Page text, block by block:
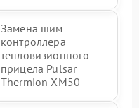
Замена шим
контроллера
тепловизионного
прицела Pulsar
Thermion XM50